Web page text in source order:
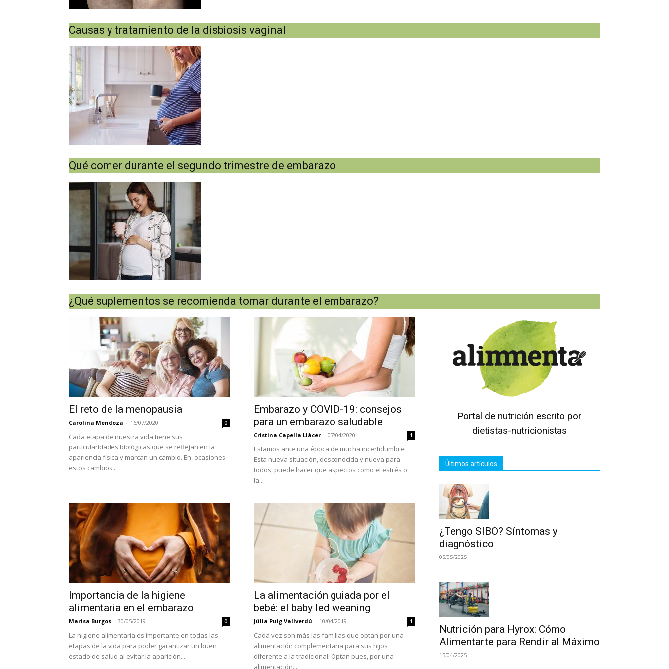
Causas y tratamiento de la disbiosis vaginal
Qué comer durante el segundo trimestre de embarazo
¿Qué suplementos se recomienda tomar durante el embarazo?
El reto de la menopausia
Carolina Mendoza - 16/07/2020 0
Cada etapa de nuestra vida tiene sus
particularidades biológicas que se reflejan en la
apariencia física y marcan un cambio. En ocasiones
estos cambios...
Embarazo y COVID-19: consejos
para un embarazo saludable
Cristina Capella Llàcer - 07/04/2020 1
Estamos ante una época de mucha incertidumbre.
Esta nueva situación, desconocida y nueva para
todos, puede hacer que aspectos como el estrés o
la...
Importancia de la higiene
alimentaria en el embarazo
Marisa Burgos - 30/05/2019 0
La higiene alimentaria es importante en todas las
etapas de la vida para poder garantizar un buen
estado de salud al evitar la aparición...
La alimentación guiada por el
bebé: el baby led weaning
Júlia Puig Vallverdú - 10/04/2019 1
Cada vez son más las familias que optan por una
alimentación complementaria para sus hijos
diferente a la tradicional. Optan pues, por una
alimentación...
Portal de nutrición escrito por
dietistas-nutricionistas
Últimos artículos
¿Tengo SIBO? Síntomas y
diagnóstico
05/05/2025
Nutrición para Hyrox: Cómo
Alimentarte para Rendir al Máximo
15/04/2025